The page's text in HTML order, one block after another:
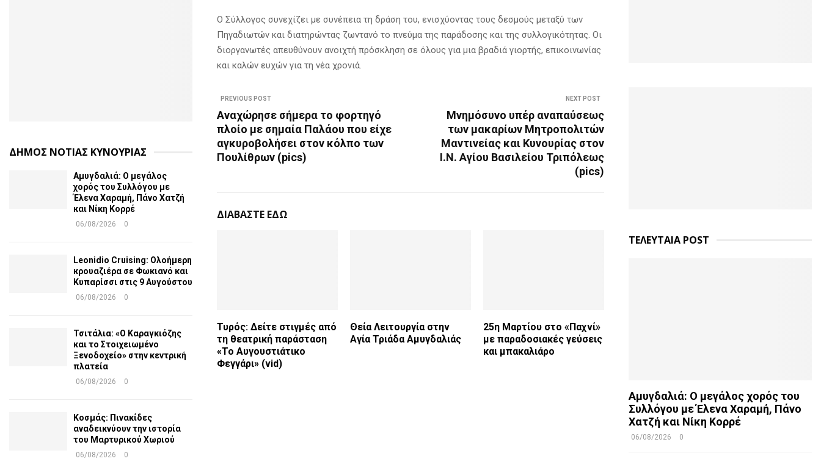
Ο Σύλλογος συνεχίζει με συνέπεια τη δράση του, ενισχύοντας τους δεσμούς μεταξύ των
Πηγαδιωτών και διατηρώντας ζωντανό το πνεύμα της παράδοσης και της συλλογικότητας. Οι
διοργανωτές απευθύνουν ανοιχτή πρόσκληση σε όλους για μια βραδιά γιορτής, επικοινωνίας
και καλών ευχών για τη νέα χρονιά.
PREVIOUS POST
Αναχώρησε σήμερα το φορτηγό
πλοίο με σημαία Παλάου που είχε
αγκυροβολήσει στον κόλπο των
Πουλίθρων (pics)
NEXT POST
Μνημόσυνο υπέρ αναπαύσεως
των μακαρίων Μητροπολιτών
Μαντινείας και Κυνουρίας στον
Ι.Ν. Αγίου Βασιλείου Τριπόλεως
(pics)
ΔΙΑΒΑΣΤΕ ΕΔΩ
Τυρός: Δείτε στιγμές από
τη θεατρική παράσταση
«Το Αυγουστιάτικο
Φεγγάρι» (vid)
Θεία Λειτουργία στην
Αγία Τριάδα Αμυγδαλιάς
25η Μαρτίου στο «Παχνί»
με παραδοσιακές γεύσεις
και μπακαλιάρο
ΔΗΜΟΣ ΝΟΤΙΑΣ ΚΥΝΟΥΡΙΑΣ
Αμυγδαλιά: Ο μεγάλος
χορός του Συλλόγου με
Έλενα Χαραμή, Πάνο Χατζή
και Νίκη Κορρέ
06/08/2026 0
Leonidio Cruising: Ολοήμερη
κρουαζιέρα σε Φωκιανό και
Κυπαρίσσι στις 9 Αυγούστου
06/08/2026 0
Τσιτάλια: «Ο Καραγκιόζης
και το Στοιχειωμένο
Ξενοδοχείο» στην κεντρική
πλατεία
06/08/2026 0
Κοσμάς: Πινακίδες
αναδεικνύουν την ιστορία
του Μαρτυρικού Χωριού
06/08/2026 0
ΤΕΛΕΥΤΑΙΑ POST
Αμυγδαλιά: Ο μεγάλος χορός του
Συλλόγου με Έλενα Χαραμή, Πάνο
Χατζή και Νίκη Κορρέ
06/08/2026 0